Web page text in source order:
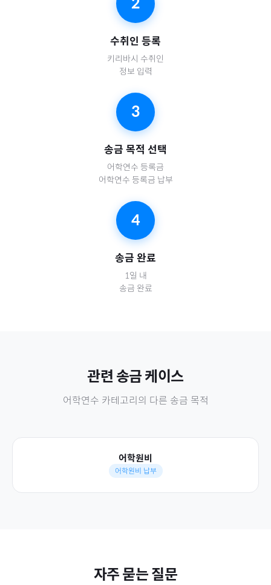
2
수취인 등록
키리바시 수취인
정보 입력
3
송금 목적 선택
어학연수 등록금
어학연수 등록금 납부
4
송금 완료
1일 내
송금 완료
관련 송금 케이스
어학연수 카테고리의 다른 송금 목적
어학원비
어학원비 납부
자주 묻는 질문